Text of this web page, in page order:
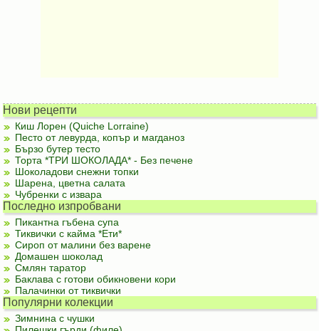
Нови рецепти
Киш Лорен (Quiche Lorraine)
Песто от левурда, копър и магданоз
Бързо бутер тесто
Торта *ТРИ ШОКОЛАДА* - Без печене
Шоколадови снежни топки
Шарена, цветна салата
Чубренки с извара
Последно изпробвани
Пикантна гъбена супа
Тиквички с кайма *Ети*
Сироп от малини без варене
Домашен шоколад
Смлян таратор
Баклава с готови обикновени кори
Палачинки от тиквички
Популярни колекции
Зимнина с чушки